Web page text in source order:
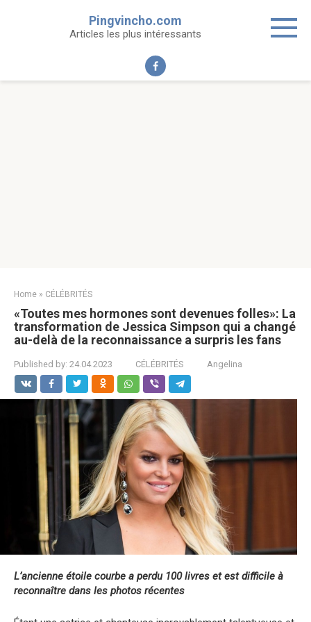
Pingvincho.com
Articles les plus intéressants
Home » CÉLÉBRITÉS
«Toutes mes hormones sont devenues folles»: La
transformation de Jessica Simpson qui a changé
au-delà de la reconnaissance a surpris les fans
Published by: 24.04.2023 CÉLÉBRITÉS Angelina
L’ancienne étoile courbe a perdu 100 livres et est difficile à
reconnaître dans les photos récentes